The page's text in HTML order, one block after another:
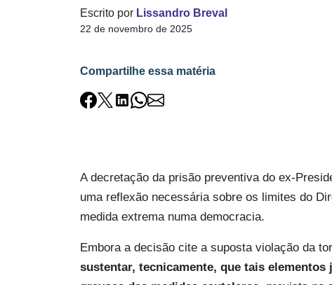
Escrito por Lissandro Breval
22 de novembro de 2025
Compartilhe essa matéria
A decretação da prisão preventiva do ex-
uma reflexão necessária sobre os limites do
medida extrema numa democracia.
Embora a decisão cite a suposta violação da
sustentar, tecnicamente, que tais